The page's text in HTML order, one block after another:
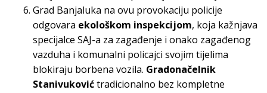
Grad Banjaluka na ovu provokaciju policije
odgovara ekološkom inspekcijom, koja kažnjava
specijalce SAJ-a za zagađenje i onako zagađenog
vazduha i komunalni policajci svojim tijelima
blokiraju borbena vozila. Gradonačelnik
Stanivukovićtradicionalno bez kompletne